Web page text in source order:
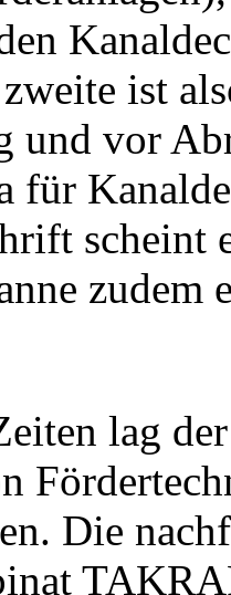
ist
und vor
für
scheint
zudem
lag
Die